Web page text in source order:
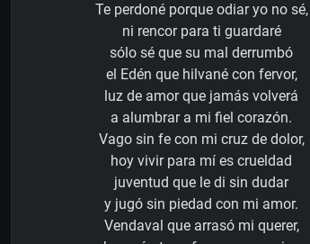
Te perdoné porque odiar yo no sé,
ni rencor para ti guardaré
sólo sé que su mal derrumbó
el Edén que hilvané con fervor,
luz de amor que jamás volverá
a alumbrar a mi fiel corazón.
Vago sin fe con mi cruz de dolor,
hoy vivir para mí es crueldad
juventud que le di sin dudar
y jugó sin piedad con mi amor.
Vendaval que arrasó mi querer,